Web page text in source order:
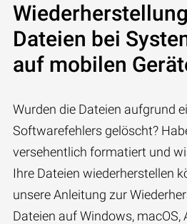
Dateien bei
auf mobilen
Wurden die Dateien aufgrund
Softwarefehlers gelöscht?
versehentlich formatiert und
Ihre Dateien wiederherstellen
unsere Anleitung zur
Dateien auf Windows, macOS,